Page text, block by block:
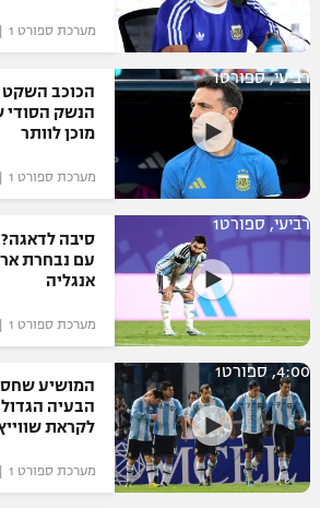
מערכת ספורט 1 | לפני 3 שבועות
רביעי, ספורט1
הכוכב השקט
הנשק הסודי
מוכן לוותר
מערכת ספורט 1 | לפני 3 שבועות
רביעי, ספורט1
סיבה
עם נבחרת
אנגליה
מערכת ספורט 1 | לפני 4 שבועות
4:00, ספורט1
המושיע
הבעיה
לקראת
מערכת ספורט 1 | לפני 4 שבועות